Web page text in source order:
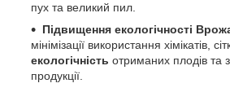
пух та великий пил.
Підвищення екологічності
мінімізації використання хімікатів,
екологічність отриманих плодів та
продукції.